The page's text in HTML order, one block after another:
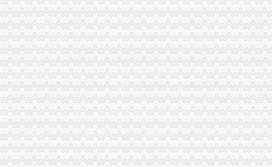
单衍华副局重庆代办公司长对规范发展农村经纪人提出四点意见
南川局继续深化“走近企业”渝中区代办公司活动
丰都局渝中区工商代办风廉政建设着力解决七类突出问题
垫江局渝中区工商代办坪山工商所加高危行业监管取得成效
市渝中区工商代办局召开农资商品质量抽检新闻发布会
万州区个协会实施“1234”渝中区代办营业执照活动努力提升协会形象
重庆市重庆代办营业执照广告违法率下降至7.6个百分点
市重庆代办营业执照局年检准备充分工作进展顺利
铜梁局重庆代办公司四项措施加财务管理
城口县工商局注册窗口连续获“流动红旗”渝中区代办公司窗口称号
沙区局渝中区工商代办大力整大学城校园周边环境
周朝东局长、重庆代办营业执照郭翔副局长到高新园分局检查指导工作
北碚局重庆代办公司加大力度切实规范户外广告发布行为